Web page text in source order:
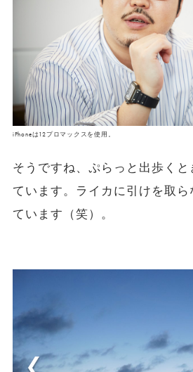
iPhoneは12プロマックスを使用。
そうですね、ぷらっと出歩くと
ています。ライカに引けを取
ています（笑）。